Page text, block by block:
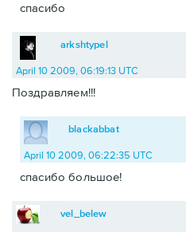
спасибо
arkshtypel
April 10 2009, 06:19:13 UTC
Поздравляем!!!
blackabbat
April 10 2009, 06:22:35 UTC
спасибо большое!
vel_belew